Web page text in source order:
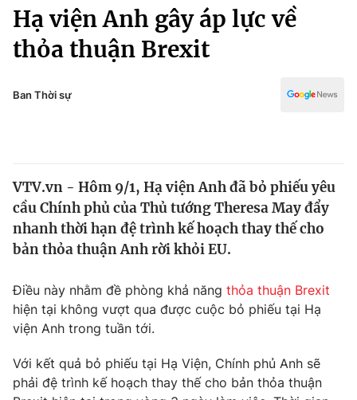
Chuyên mục
Chính trị
Thế giới
Tin tức
Thế giới đó đây
Câu chuyện quốc tế
Tài chính
Thị trường
Góc doanh nghiệp
Dữ liệu và đời sống
Truyền hình
Phim VTV
Kinh tế
Thể thao
Truyền hình
Y tế
Hạ viện Anh gây áp lực về
thỏa thuận Brexit
Ban Thời sự
VTV.vn - Hôm 9/1, Hạ viện Anh đã bỏ phiếu yêu
cầu Chính phủ của Thủ tướng Theresa May đẩy
nhanh thời hạn đệ trình kế hoạch thay thế cho
bản thỏa thuận Anh rời khỏi EU.
Điều này nhằm đề phòng khả năng thỏa thuận Brexit
hiện tại không vượt qua được cuộc bỏ phiếu tại Hạ
viện Anh trong tuần tới.
Với kết quả bỏ phiếu tại Hạ Viện, Chính phủ Anh sẽ
phải đệ trình kế hoạch thay thế cho bản thỏa thuận